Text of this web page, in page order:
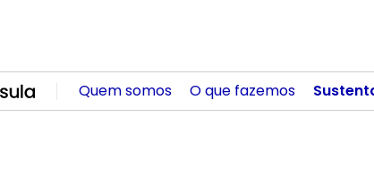
Quem somos O que fazemos